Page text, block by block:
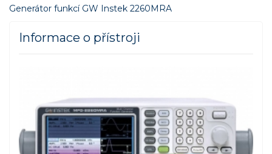
Generátor funkcí GW Instek 2260MRA
Informace o přístroji